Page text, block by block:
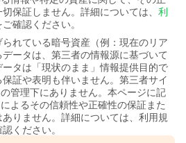
保証しません。詳細については、 利
ご確認ください。
れている暗号資産（例：現在のリア
ータは、第三者の情報源に基づいて
タは「現状のまま」情報提供目的で
証や表明も伴いません。第三者サイ
管理下にありません。本ページに記
よるその信頼性や正確性の保証また
りません。詳細については、利用規
ください。